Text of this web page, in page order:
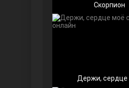
Девушка за стеклом
Скорпион
Держи, сердце